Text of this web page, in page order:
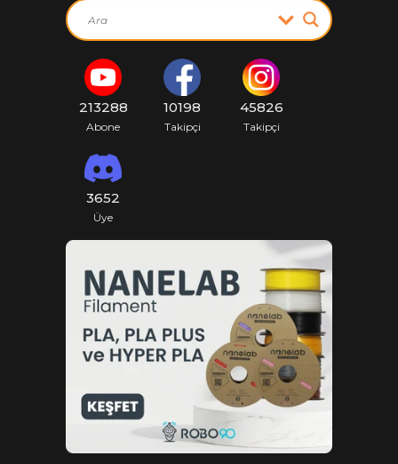
213288
Abone
10198
Takipçi
45826
Takipçi
3652
Üye